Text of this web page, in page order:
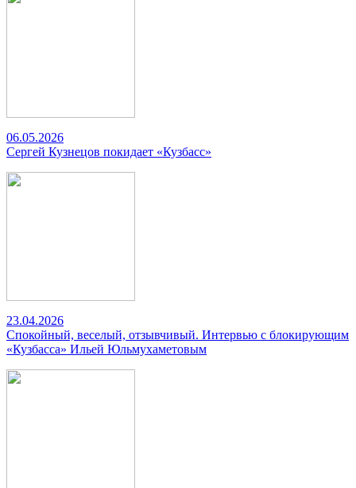
06.05.2026
Сергей Кузнецов покидает «Кузбасс»
23.04.2026
Спокойный, веселый, отзывчивый. Интервью с блокирующим
«Кузбасса» Ильей Юльмухаметовым